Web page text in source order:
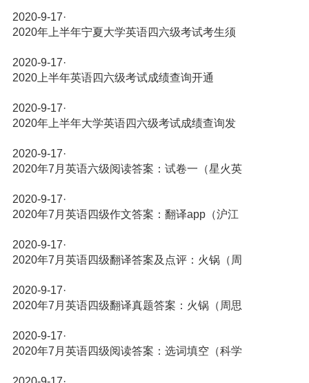
2020-9-17·
2020年上半年宁夏大学英语四六级考试考生须
2020-9-17·
2020上半年英语四六级考试成绩查询开通
2020-9-17·
2020年上半年大学英语四六级考试成绩查询发
2020-9-17·
2020年7月英语六级阅读答案：试卷一（星火英
2020-9-17·
2020年7月英语四级作文答案：翻译app（沪江
2020-9-17·
2020年7月英语四级翻译答案及点评：火锅（周
2020-9-17·
2020年7月英语四级翻译真题答案：火锅（周思
2020-9-17·
2020年7月英语四级阅读答案：选词填空（科学